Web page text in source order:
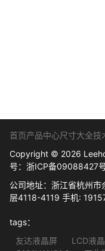
首页产品中心尺寸大全技
Copyright © 2026
号： 浙ICP备09088427
公司地址：浙江省杭州
层4118-4119 手机:
tags：
友达液晶屏
LCD液